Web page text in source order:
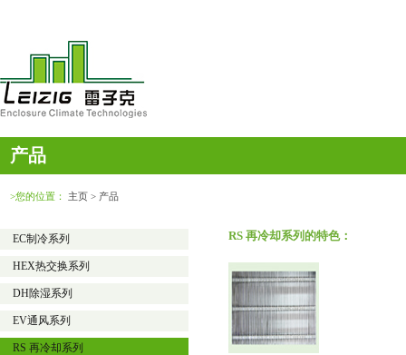
产品
>您的位置： 主页 > 产品
EC制冷系列
HEX热交换系列
DH除湿系列
EV通风系列
RS 再冷却系列
RS 再冷却系列的特色：